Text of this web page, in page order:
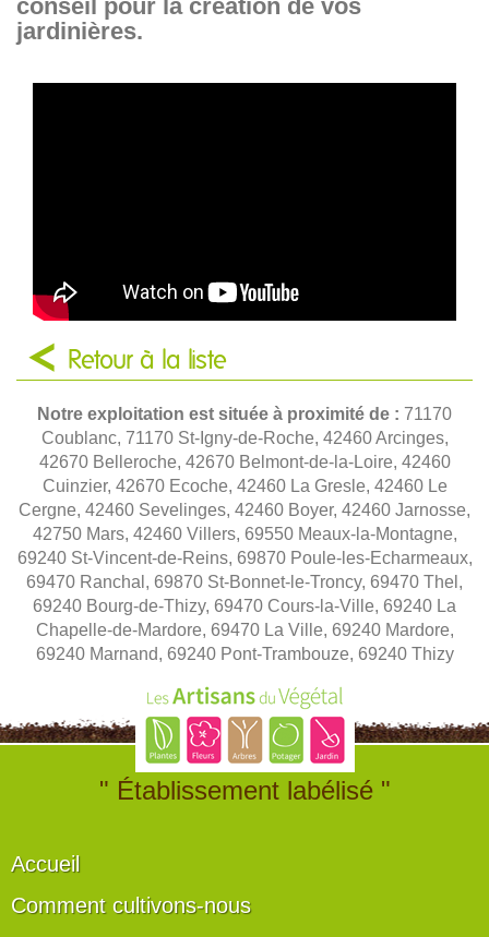
conseil pour la création de vos
jardinières.
Retour à la liste
Notre exploitation est située à proximité de : 71170
Coublanc, 71170 St-Igny-de-Roche, 42460 Arcinges,
42670 Belleroche, 42670 Belmont-de-la-Loire, 42460
Cuinzier, 42670 Ecoche, 42460 La Gresle, 42460 Le
Cergne, 42460 Sevelinges, 42460 Boyer, 42460 Jarnosse,
42750 Mars, 42460 Villers, 69550 Meaux-la-Montagne,
69240 St-Vincent-de-Reins, 69870 Poule-les-Echarmeaux,
69470 Ranchal, 69870 St-Bonnet-le-Troncy, 69470 Thel,
69240 Bourg-de-Thizy, 69470 Cours-la-Ville, 69240 La
Chapelle-de-Mardore, 69470 La Ville, 69240 Mardore,
69240 Marnand, 69240 Pont-Trambouze, 69240 Thizy
" Établissement labélisé "
Accueil
Comment cultivons-nous